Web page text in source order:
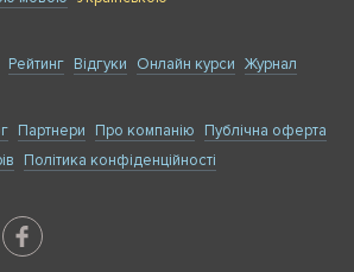
Рейтинг Відгуки Онлайн курси Журнал
Партнери Про компанію
Публічна оферта
Політика конфіденційності